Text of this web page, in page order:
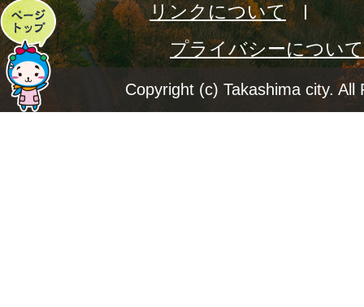
ペ
ー
ジ
リンクについて
プライバシーについて
Copyright (c) Takashima city. All